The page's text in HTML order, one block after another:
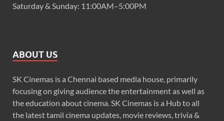
Saturday & Sunday: 11:00AM–5:00PM
ABOUT US
SK Cinemas is a Chennai based media house, primarily
focusing on giving audience the entertainment as well as
the education about cinema. SK Cinemas is a Hub to all
the latest tamil cinema updates, movie reviews, trivia &